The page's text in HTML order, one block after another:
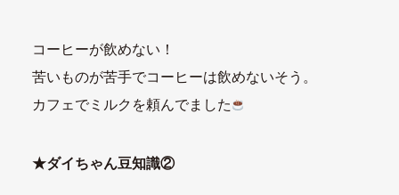
コーヒーが飲めない！
苦いものが苦手でコーヒーは飲めないそう。
カフェでミルクを頼んでました
★ダイちゃん豆知識②